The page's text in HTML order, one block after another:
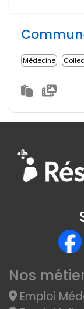
Médecine
Nos
Emploi